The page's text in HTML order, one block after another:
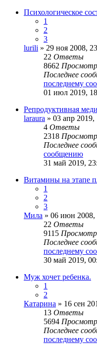
Психологическое
1
2
3
lurili » 29 ноя 2008,
22 Ответы
8662
Последнее
последнему
01 июл 2019,
Репродуктивная
laraura » 03 апр 2019,
4 Ответы
2318
Последнее
сообщению
31 май 2019,
Витамины на этапе
1
2
3
Мила » 06 июн 2008,
22 Ответы
9115
Последнее
последнему
30 май 2019,
Муж хочет ребенка.
1
2
Катарина » 16 сен
13 Ответы
5694
Последнее
последнему